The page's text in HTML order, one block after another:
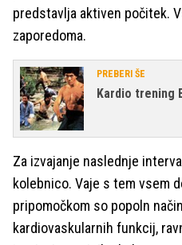
predstavlja aktiven počitek.
zaporedoma.
PREBERI ŠE
Kardio trening
Za izvajanje naslednje
kolebnico. Vaje s tem vsem
pripomočkom so popoln
kardiovaskularnih funkcij,